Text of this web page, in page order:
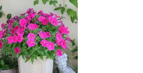
てるニチニチソウ他社さんのです
です🤣#教えて先輩 でも質問ありま
は日陰で養生、何もしないが